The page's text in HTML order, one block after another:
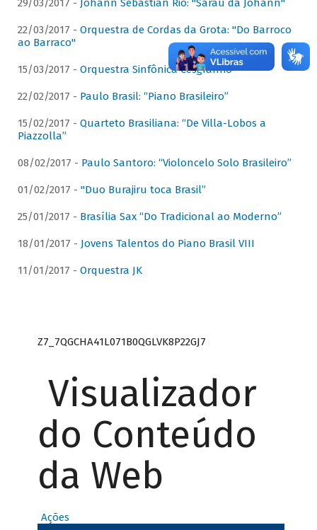
29/03/2017 - Johann Sebastian Rio: "Sarau da Johann"
22/03/2017 - Orquestra de Cordas da Grota: "Do Barroco
ao Barraco"
15/03/2017 - Orquestra Sinfônica Cesgranrio
22/02/2017 - Paulo Brasil: “Piano Brasileiro”
15/02/2017 - Quarteto Brasiliana: “De Villa-Lobos a
Piazzolla”
08/02/2017 - Paulo Santoro: “Violoncelo Solo Brasileiro”
01/02/2017 - "Duo Burajiru toca Brasil”
25/01/2017 - Brasília Sax “Do Tradicional ao Moderno”
18/01/2017 - Jovens Talentos do Piano Brasil VIII
11/01/2017 - Orquestra JK
Z7_7QGCHA41L071B0QGLVK8P22GJ7
Visualizador
do Conteúdo
da Web
Ações